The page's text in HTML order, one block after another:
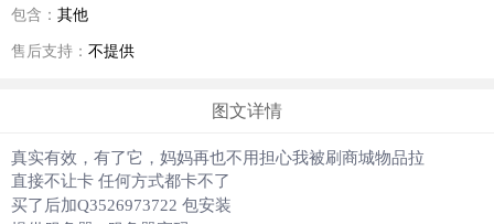
包含： 其他
售后支持： 不提供
图文详情
真实有效，有了它，妈妈再也不用担心我被刷商城物品拉
直接不让卡 任何方式都卡不了
买了后加Q3526973722 包安装